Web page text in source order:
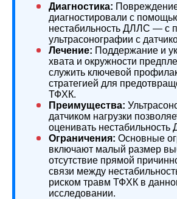
Диагностика:
диагностировали с
нестабильность ДЛЛС — с
ультрасонографии с
Лечение: Поддержание и
хвата и окружности
служить ключевой
стратегией для
ТФХК.
Преимущества:
датчиком нагрузки
оценивать
Ограничения: Основные
включают малый размер
отсутствие прямой
связи между
риском травм ТФХК в
исследовании.